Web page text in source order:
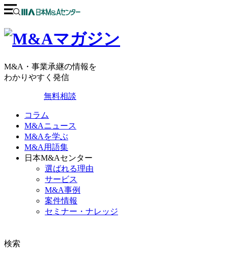
M&A・事業承継の情報を
わかりやすく発信
無料相談
コラム
M&Aニュース
M&Aを学ぶ
M&A用語集
日本M&Aセンター
選ばれる理由
サービス
M&A事例
案件情報
セミナー・ナレッジ
検索